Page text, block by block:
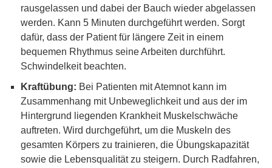
rausgelassen und dabei der Bauch wieder abgelassen
werden. Kann 5 Minuten durchgeführt werden. Sorgt
dafür, dass der Patient für längere Zeit in einem
bequemen Rhythmus seine Arbeiten durchführt.
Schwindelkeit beachten.
Kraftübung: Bei Patienten mit Atemnot kann im
Zusammenhang mit Unbeweglichkeit und aus der im
Hintergrund liegenden Krankheit Muskelschwäche
auftreten. Wird durchgeführt, um die Muskeln des
gesamten Körpers zu trainieren, die Übungskapazität
sowie die Lebensqualität zu steigern. Durch Radfahren,